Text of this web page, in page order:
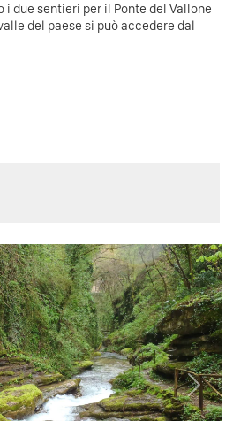
due sentieri per il Ponte del Vallone
del paese si può accedere dal
Next